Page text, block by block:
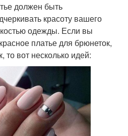
Серьги под бордовое
платье
Маникюр под серое
Платье на работу
должен быть
красоту вашего
одежды. Если вы
платье для брюнеток,
то вот несколько идей: